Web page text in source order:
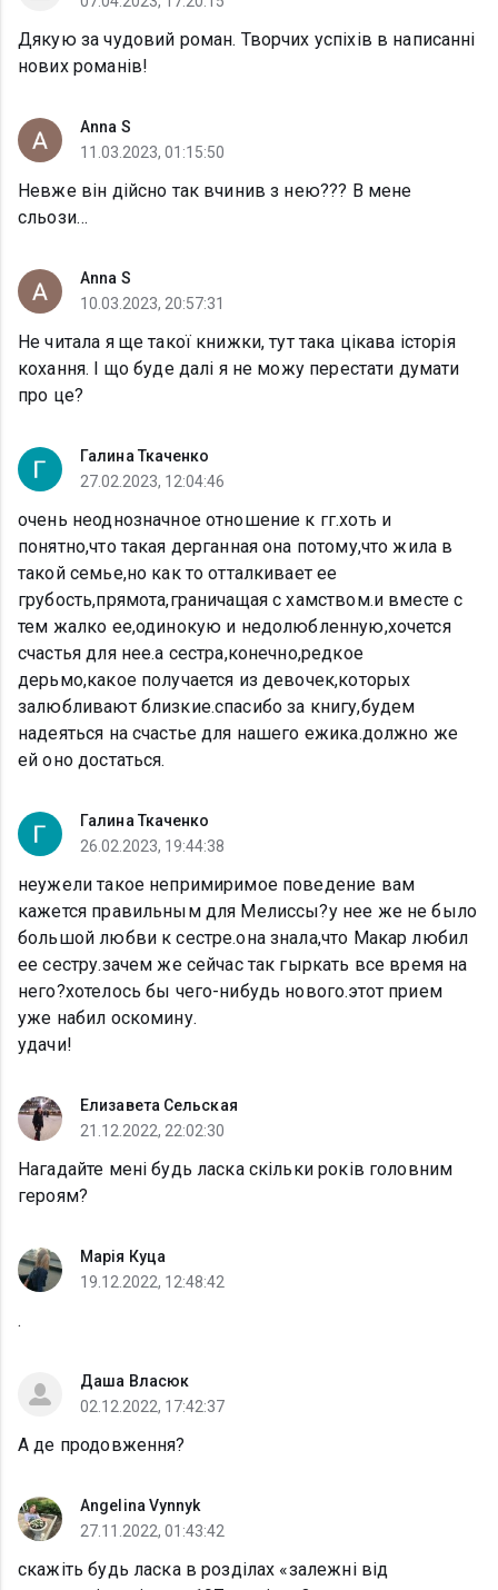
Дякую за чудовий роман. Творчих успіхів в написанні
нових романів!
Anna S
11.03.2023, 01:15:50
Невже він дійсно так вчинив з нею??? В мене
сльози…
Anna S
10.03.2023, 20:57:31
Не читала я ще такої книжки, тут така цікава історія
кохання. І що буде далі я не можу перестати думати
про це?
Галина Ткаченко
27.02.2023, 12:04:46
очень неоднозначное отношение к гг.хоть и
понятно,что такая дерганная она потому,что жила в
такой семье,но как то отталкивает ее
грубость,прямота,граничащая с хамством.и вместе с
тем жалко ее,одинокую и недолюбленную,хочется
счастья для нее.а сестра,конечно,редкое
дерьмо,какое получается из девочек,которых
залюбливают близкие.спасибо за книгу,будем
надеяться на счастье для нашего ежика.должно же
ей оно достаться.
Галина Ткаченко
26.02.2023, 19:44:38
неужели такое непримиримое поведение вам
кажется правильным для Мелиссы?у нее же не было
большой любви к сестре.она знала,что Макар любил
ее сестру.зачем же сейчас так гыркать все время на
него?хотелось бы чего-нибудь нового.этот прием
уже набил оскомину.
удачи!
Елизавета Сельская
21.12.2022, 22:02:30
Нагадайте мені будь ласка скільки років головним
героям?
Марія Куца
19.12.2022, 12:48:42
.
Даша Власюк
02.12.2022, 17:42:37
А де продовження?
Angelina Vynnyk
27.11.2022, 01:43:42
скажіть будь ласка в розділах «залежні від